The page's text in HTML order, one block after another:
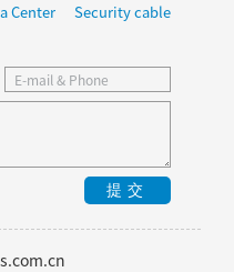
Center Security cable
提交